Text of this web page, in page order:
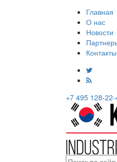
Главная
О нас
Новости
Контакты
+7 495 128-22-